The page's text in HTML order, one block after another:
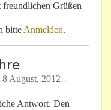
Grüßen
bitte Anmelden.
8 August, 2012 -
Antwort. Den